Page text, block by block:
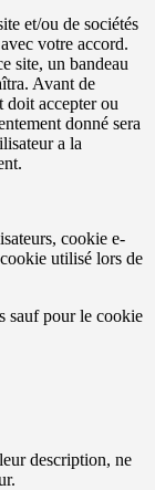
et/ou de sociétés
votre accord.
site, un bandeau
Avant de
doit accepter ou
donné sera
a la
cookie e-
utilisé lors de
sauf pour le cookie
description, ne